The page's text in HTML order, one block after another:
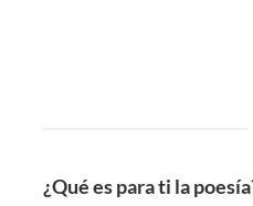
¿Qué es para ti la